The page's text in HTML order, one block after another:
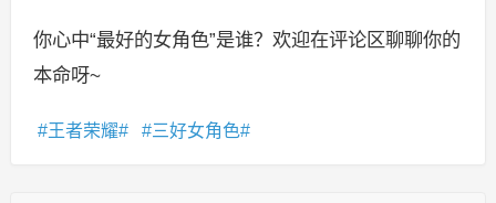
你心中“最好的女角色”是谁？欢迎在评论区聊聊你的
本命呀~
王者荣耀 三好女角色